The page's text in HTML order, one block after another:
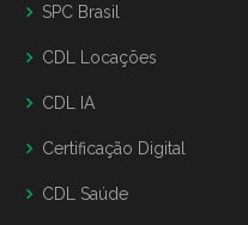
SPC Brasil
CDL Locações
CDL IA
Certificação Digital
CDL Saúde